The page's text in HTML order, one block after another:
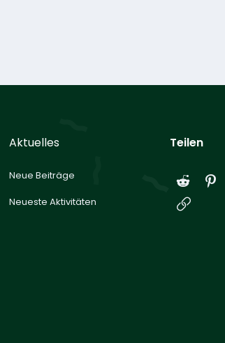
Aktuelles
Neue Beiträge
Neueste Aktivitäten
Teilen
Reddit